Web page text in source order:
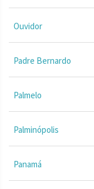
Ouvidor
Padre Bernardo
Palmelo
Palminópolis
Panamá